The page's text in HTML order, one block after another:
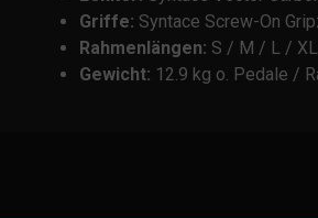
Griffe: Syntace Screw-On
Rahmenlängen: S / M / L / XL
Gewicht: 12.9 kg o. Pedale /